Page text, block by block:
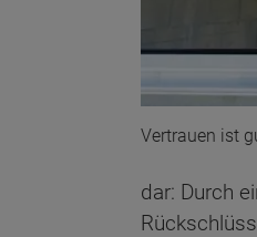
Vertrauen ist
dar: Durch